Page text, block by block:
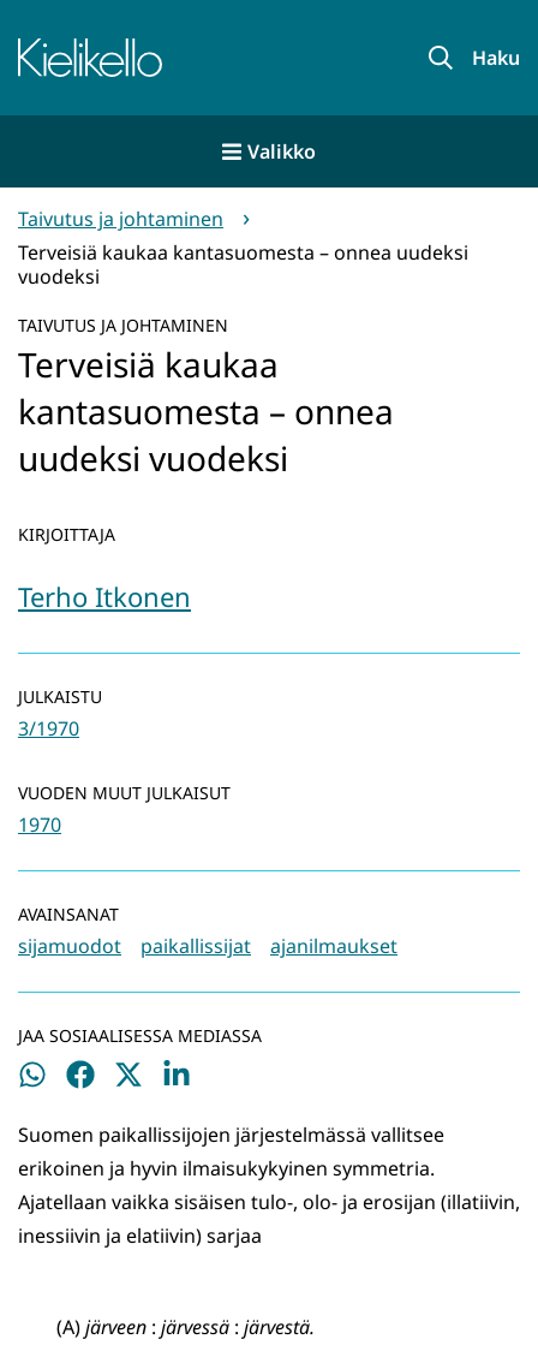
sisältöön
Etusivu Haku
Valikko
Taivutus ja johtaminen
Terveisiä kaukaa kantasuomesta – onnea uudeksi
vuodeksi
TAIVUTUS JA JOHTAMINEN
Terveisiä kaukaa
kantasuomesta – onnea
uudeksi vuodeksi
KIRJOITTAJA
Terho Itkonen
JULKAISTU
3/1970
VUODEN MUUT JULKAISUT
1970
AVAINSANAT
sijamuodot paikallissijat ajanilmaukset
JAA SOSIAALISESSA MEDIASSA
Jaa
Jaa
Jaa
Jaa
Suomen paikallissijojen järjestelmässä vallitsee
erikoinen ja hyvin ilmaisukykyinen symmetria.
Ajatellaan vaikka sisäisen tulo-, olo- ja erosijan (illatiivin,
inessiivin ja elatiivin) sarjaa
(A)järveen : järvessä : järvestä.